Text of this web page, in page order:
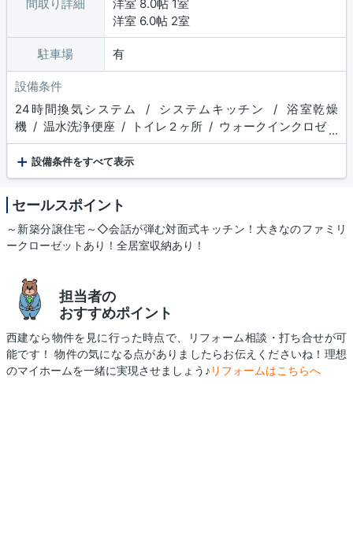
間取り詳細
洋室 8.0帖 1室
洋室 6.0帖 2室
駐車場 有
設備条件
24時間換気システム / システムキッチン / 浴室乾燥
機 / 温水洗浄便座 / トイレ２ヶ所 / ウォークインクロゼッ
ト / TVモニタ付インターホン
...
+ 設備条件をすべて表示
セールスポイント
～新築分譲住宅～◇会話が弾む対面式キッチン！大きなのファミリ
ークローゼットあり！全居室収納あり！
担当者の
おすすめポイント
西建なら物件を見に行った時点で、リフォーム相談・打ち合せが可
能です！ 物件の気になる点がありましたらお伝えくださいね！理想
のマイホームを一緒に実現させましょう♪ リフォームはこちらへ